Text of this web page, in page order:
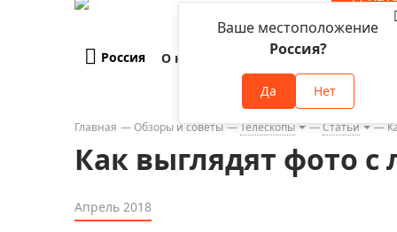
Телескопы
Бинокли
Зрительные трубы
Россия
Ваше местоположение
Россия?
Да Нет
О компании Оплата и доставка
Главная Обзоры и советы Телескопы Статьи
Как выглядят фото с
Апрель 2018